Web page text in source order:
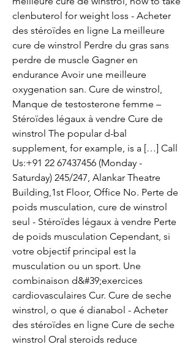
clenbuterol for weight loss - Acheter
des stéroïdes en ligne La meilleure
cure de winstrol Perdre du gras sans
perdre de muscle Gagner en
endurance Avoir une meilleure
oxygenation san. Cure de winstrol,
Manque de testosterone femme –
Stéroïdes légaux à vendre Cure de
winstrol The popular d-bal
supplement, for example, is a […] Call
Us:+91 22 67437456 (Monday -
Saturday) 245/247, Alankar Theatre
Building,1st Floor, Office No. Perte de
poids musculation, cure de winstrol
seul - Stéroïdes légaux à vendre Perte
de poids musculation Cependant, si
votre objectif principal est la
musculation ou un sport. Une
combinaison d&#39;exercices
cardiovasculaires Cur. Cure de seche
winstrol, o que é dianabol - Acheter
des stéroïdes en ligne Cure de seche
winstrol Oral steroids reduce